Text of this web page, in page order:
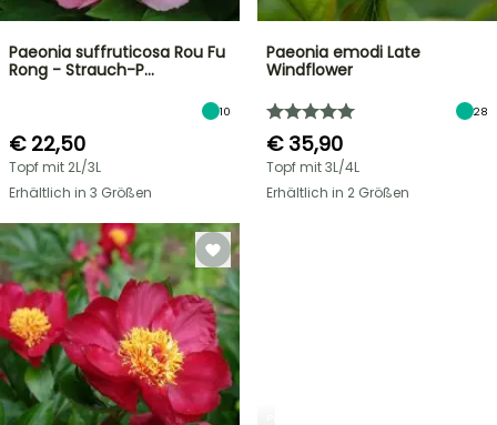
Paeonia suffruticosa Rou Fu
Rong - Strauch-P…
10
€ 22,50
Topf mit 2L/3L
Erhältlich in 3 Größen
Paeonia emodi Late
Windflower
28
€ 35,90
Topf mit 3L/4L
Erhältlich in 2 Größen